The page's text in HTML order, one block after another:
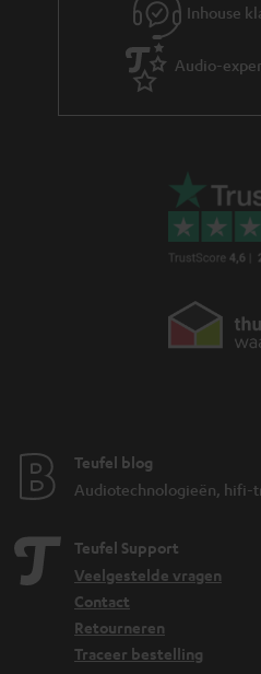
Inhouse
Audio-
Teufel blog
Audiotechnologieën, hifi-
Teufel Support
Veelgestelde vragen
Contact
Retourneren
Traceer bestelling